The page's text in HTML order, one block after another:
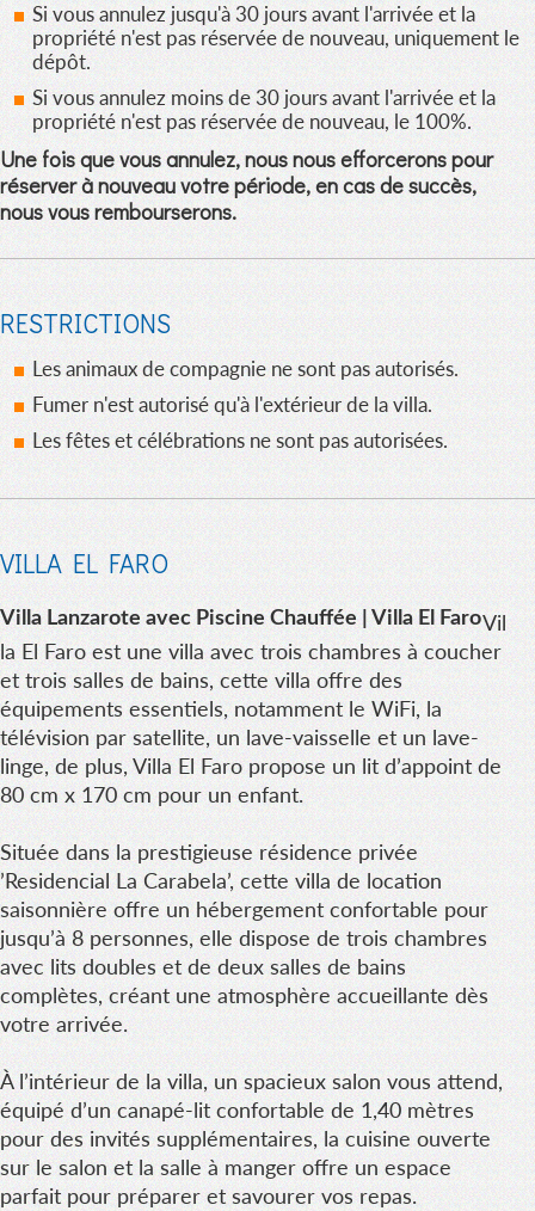
Si vous annulez jusqu'à 30 jours avant l'arrivée et la
propriété n'est pas réservée de nouveau, uniquement le
dépôt.
Si vous annulez moins de 30 jours avant l'arrivée et la
propriété n'est pas réservée de nouveau, le 100%.
Une fois que vous annulez, nous nous efforcerons pour
réserver à nouveau votre période, en cas de succès,
nous vous rembourserons.
RESTRICTIONS
Les animaux de compagnie ne sont pas autorisés.
Fumer n'est autorisé qu'à l'extérieur de la villa.
Les fêtes et célébrations ne sont pas autorisées.
VILLA EL FARO
Villa Lanzarote avec Piscine Chauffée | Villa El FaroVil
la El Faro est une villa avec trois chambres à coucher
et trois salles de bains, cette villa offre des
équipements essentiels, notamment le WiFi, la
télévision par satellite, un lave-vaisselle et un lave-
linge, de plus, Villa El Faro propose un lit d’appoint de
80 cm x 170 cm pour un enfant.
Située dans la prestigieuse résidence privée
’Residencial La Carabela’, cette villa de location
saisonnière offre un hébergement confortable pour
jusqu’à 8 personnes, elle dispose de trois chambres
avec lits doubles et de deux salles de bains
complètes, créant une atmosphère accueillante dès
votre arrivée.
À l’intérieur de la villa, un spacieux salon vous attend,
équipé d’un canapé-lit confortable de 1,40 mètres
pour des invités supplémentaires, la cuisine ouverte
sur le salon et la salle à manger offre un espace
parfait pour préparer et savourer vos repas.